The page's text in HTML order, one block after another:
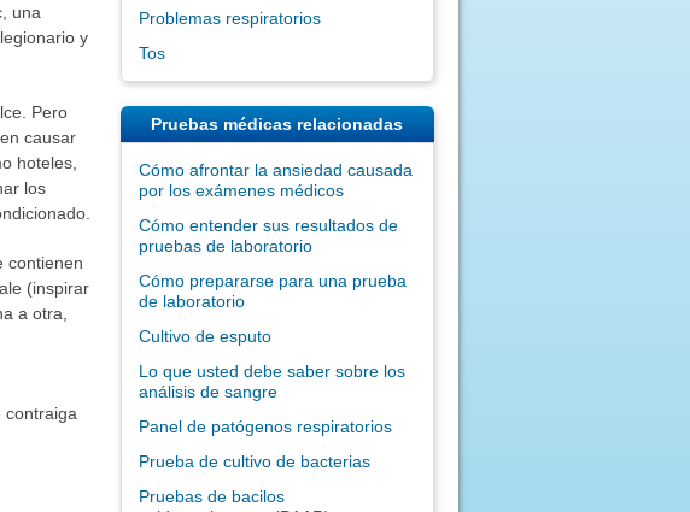
una
y
Pero
causar
hoteles,
los
contienen
(inspirar
a otra,
contraiga
Problemas respiratorios
Tos
Pruebas médicas relacionadas
Cómo afrontar la ansiedad causada
por los exámenes médicos
Cómo entender sus resultados de
pruebas de laboratorio
Cómo prepararse para una prueba
de laboratorio
Cultivo de esputo
Lo que usted debe saber sobre los
análisis de sangre
Panel de patógenos respiratorios
Prueba de cultivo de bacterias
Pruebas de bacilos